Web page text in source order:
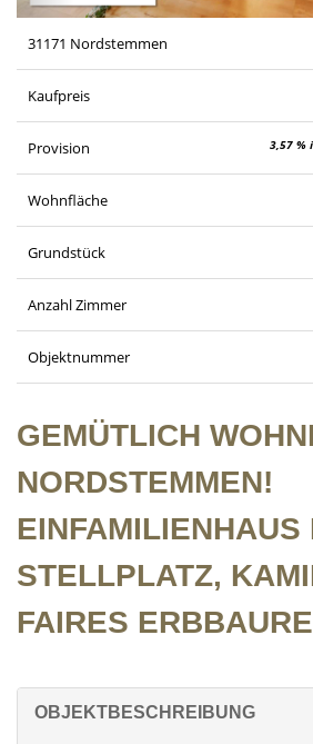
31171 Nordstemmen
Kaufpreis
Provision 3,57 %
Wohnfläche
Grundstück
Anzahl Zimmer
Objektnummer
GEMÜTLICH
NORDSTEMMEN!
EINFAMILIENHAUS
STELLPLATZ,
FAIRES
OBJEKTBESCHREIBUNG